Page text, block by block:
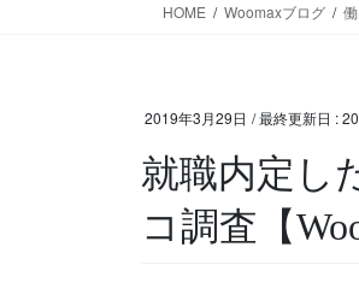
HOME Woomaxブログ
2019年3月29日 / 最終更新日 :
就職内定し
コ調査【